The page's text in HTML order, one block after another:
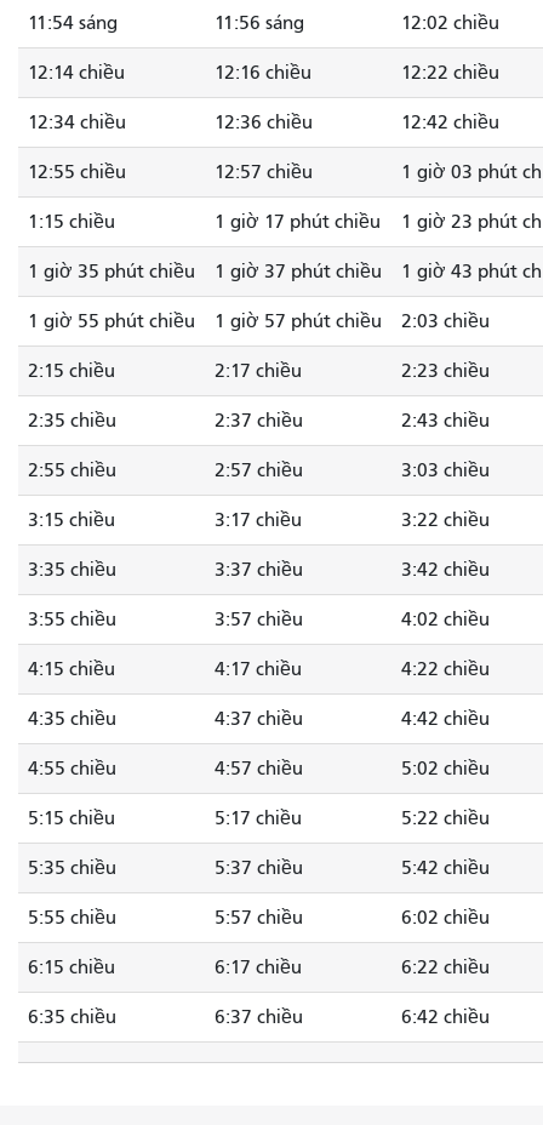
11:54 sáng 11:56 sáng 12:02 chiều
12:14 chiều 12:16 chiều 12:22 chiều
12:34 chiều 12:36 chiều 12:42 chiều
12:55 chiều 12:57 chiều 1 giờ 03 phút
1:15 chiều 1 giờ 17 phút chiều 1 giờ 23 phút
1 giờ 35 phút chiều 1 giờ 37 phút chiều 1 giờ 43 phút
1 giờ 55 phút chiều 1 giờ 57 phút chiều 2:03 chiều
2:15 chiều 2:17 chiều 2:23 chiều
2:35 chiều 2:37 chiều 2:43 chiều
2:55 chiều 2:57 chiều 3:03 chiều
3:15 chiều 3:17 chiều 3:22 chiều
3:35 chiều 3:37 chiều 3:42 chiều
3:55 chiều 3:57 chiều 4:02 chiều
4:15 chiều 4:17 chiều 4:22 chiều
4:35 chiều 4:37 chiều 4:42 chiều
4:55 chiều 4:57 chiều 5:02 chiều
5:15 chiều 5:17 chiều 5:22 chiều
5:35 chiều 5:37 chiều 5:42 chiều
5:55 chiều 5:57 chiều 6:02 chiều
6:15 chiều 6:17 chiều 6:22 chiều
6:35 chiều 6:37 chiều 6:42 chiều